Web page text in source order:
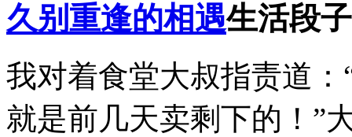
久别重逢的相遇生活段子
我对着食堂大叔指责道
就是前几天卖剩下的！”